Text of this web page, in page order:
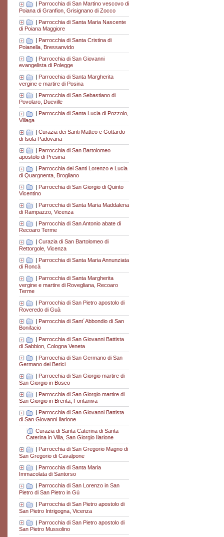
Parrocchia di San Martino vescovo di
Poiana di Granfion, Grisignano di Zocco
| Parrocchia di Santa Maria Nascente
di Poiana Maggiore
Parrocchia di Santa Cristina di
Poianella, Bressanvido
| Parrocchia di San Giovanni
evangelista di Polegge
Parrocchia di Santa Margherita
vergine e martire di Posina
| Parrocchia di San Sebastiano di
Povolaro, Dueville
Parrocchia di Santa Lucia di Pozzolo,
Villaga
| Curazia dei Santi Matteo e Gottardo
di Isola Padovana
| Parrocchia di San Bartolomeo
apostolo di Presina
| Parrocchia dei Santi Lorenzo e Lucia
di Quargnenta, Brogliano
| Parrocchia di San Giorgio di Quinto
Vicentino
Parrocchia di Santa Maria Maddalena
di Rampazzo, Vicenza
| Parrocchia di San Antonio abate di
Recoaro Terme
Curazia di San Bartolomeo di
Rettorgole, Vicenza
| Parrocchia di Santa Maria Annunziata
di Roncà
Parrocchia di Santa Margherita
vergine e martire di Rovegliana, Recoaro
Terme
| Parrocchia di San Pietro apostolo di
Roveredo di Guà
| Parrocchia di Sant´Abbondio di San
Bonifacio
| Parrocchia di San Giovanni Battista
di Sabbion, Cologna Veneta
| Parrocchia di San Germano di San
Germano dei Berici
| Parrocchia di San Giorgio martire di
San Giorgio in Bosco
| Parrocchia di San Giorgio martire di
San Giorgio in Brenta, Fontaniva
Parrocchia di San Giovanni Battista
di San Giovanni Ilarione
Curazia di Santa Caterina di Santa
Caterina in Villa, San Giorgio Ilarione
Parrocchia di San Gregorio Magno di
San Gregorio di Cavalpone
| Parrocchia di Santa Maria
Immacolata di Santorso
Parrocchia di San Lorenzo in San
Pietro di San Pietro in Gù
| Parrocchia di San Pietro apostolo di
San Pietro Intrigogna, Vicenza
| Parrocchia di San Pietro apostolo di
San Pietro Mussolino